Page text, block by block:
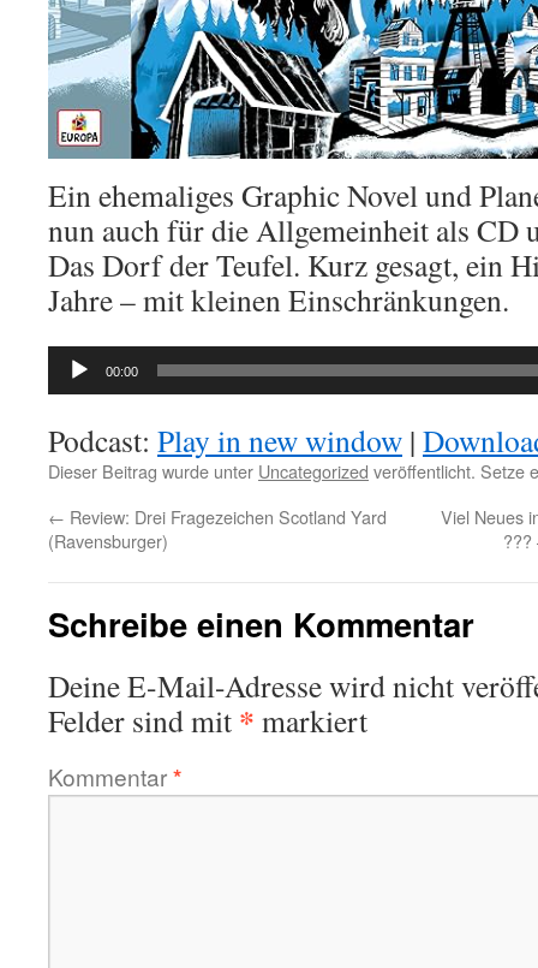
Ein ehemaliges Graphic Novel und
nun auch für die Allgemeinheit als CD
Das Dorf der Teufel. Kurz gesagt, ein
Jahre – mit kleinen Einschränkungen.
Audio-
00:00
Podcast: Play in new window |
Dieser Beitrag wurde unter Uncategorized veröffentlicht. Setze
← Review: Drei Fragezeichen Scotland Yard
(Ravensburger)
Viel Neues
???
Schreibe einen Kommentar
Deine E-Mail-Adresse wird nicht
Felder sind mit * markiert
Kommentar*